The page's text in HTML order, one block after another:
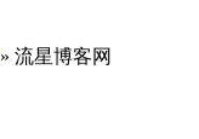
» 流星博客网